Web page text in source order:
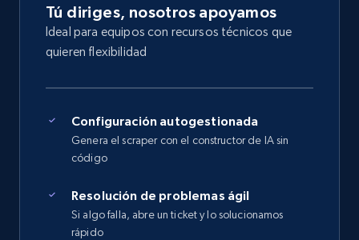
Tú diriges, nosotros apoyamos
Ideal para equipos con recursos técnicos que
quieren flexibilidad
Configuración autogestionada
Genera el scraper con el constructor de IA sin
código
Resolución de problemas ágil
Si algo falla, abre un ticket y lo solucionamos
rápido